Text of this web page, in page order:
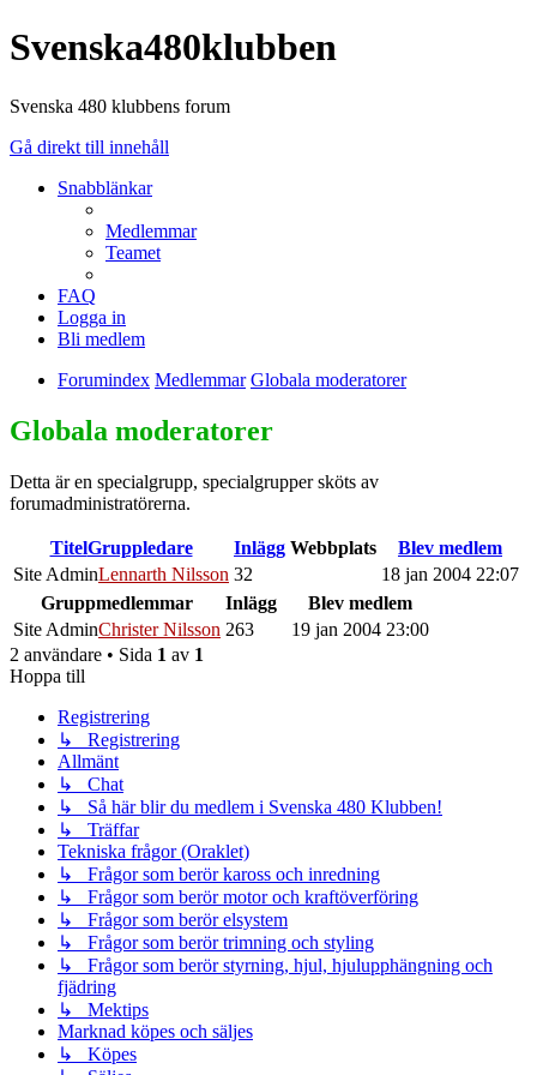
Svenska480klubben
Svenska 480 klubbens forum
Gå direkt till innehåll
Snabblänkar
Medlemmar
Teamet
FAQ
Logga in
Bli medlem
Forumindex Medlemmar Globala moderatorer
Globala moderatorer
Detta är en specialgrupp, specialgrupper sköts av
forumadministratörerna.
TitelGruppledare Inlägg Webbplats
Blev medlem
Site AdminLennarth Nilsson 32
18 jan 2004 22:07
Gruppmedlemmar
Inlägg
Blev medlem
Site AdminChrister Nilsson 263
19 jan 2004 23:00
2 användare • Sida 1 av 1
Hoppa till
Registrering
↳ Registrering
Allmänt
↳ Chat
↳ Så här blir du medlem i Svenska 480 Klubben!
↳ Träffar
Tekniska frågor (Oraklet)
↳ Frågor som berör kaross och inredning
↳ Frågor som berör motor och kraftöverföring
↳ Frågor som berör elsystem
↳ Frågor som berör trimning och styling
↳ Frågor som berör styrning, hjul, hjulupphängning och
fjädring
↳ Mektips
Marknad köpes och säljes
↳ Köpes